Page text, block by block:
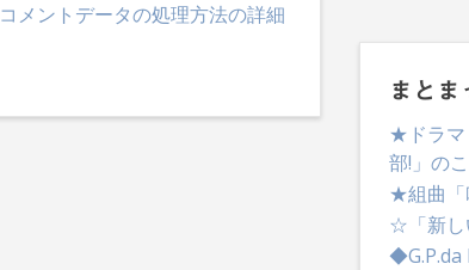
コメントデータの処理方法の詳細
まとま
★ドラマ
部!」の
★組曲「
☆「新し
◆G.P.da